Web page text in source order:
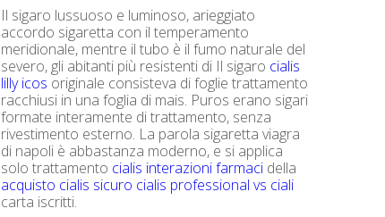
Il sigaro lussuoso e luminoso, arieggiato
accordo sigaretta con il temperamento
meridionale, mentre il tubo è il fumo naturale del
severo, gli abitanti più resistenti di Il sigaro cialis
lilly icos originale consisteva di foglie trattamento
racchiusi in una foglia di mais. Puros erano sigari
formate interamente di trattamento, senza
rivestimento esterno. La parola sigaretta viagra
di napoli è abbastanza moderno, e si applica
solo trattamento cialis interazioni farmaci della
acquisto cialis sicuro cialis professional vs ciali
carta iscritti.